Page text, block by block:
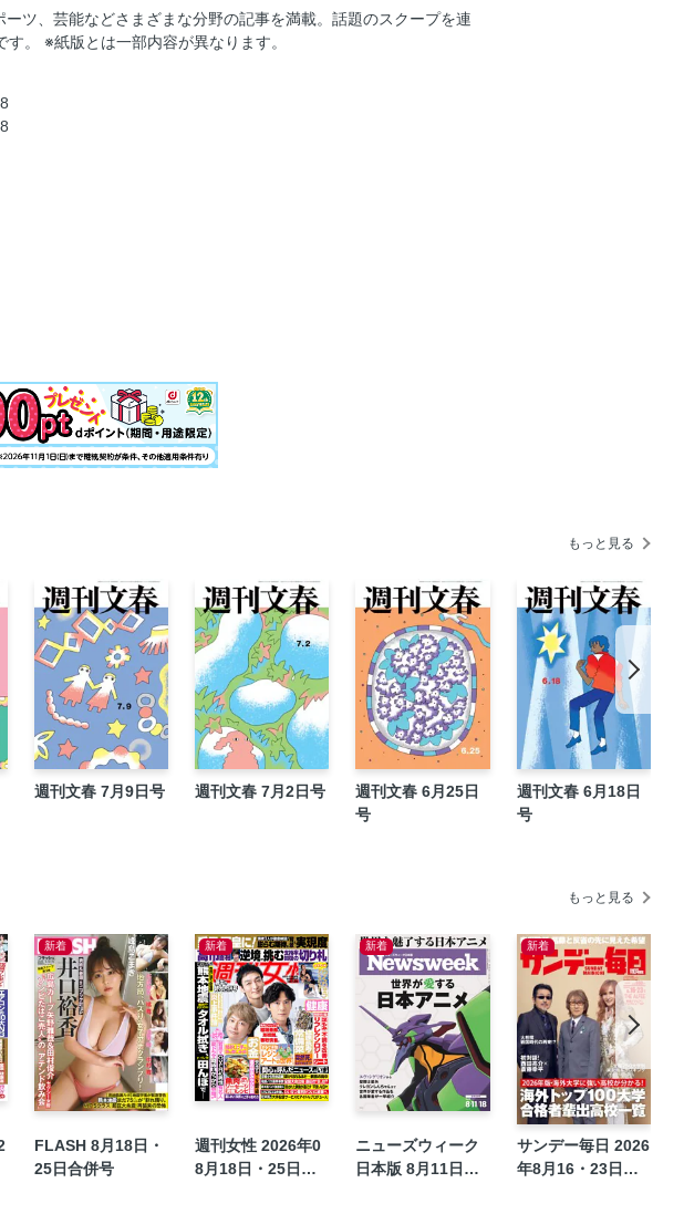
手がプロポーズしたお相手
帆
ヶ原 本郷和人
一朗太
「5分の迷宮」ぜったいやってはいけないこと 白井智之
毎日 益田ミリ
たい 綿矢りさ
ユウ
家喬太郎
― 村山由佳
美里
本昌隆
窓／読者より／表紙のことば
了した 能登の女神
ちゃんと食ってるか!?
寄せ便 山之内すず
ツ、芸能などさまざまな分野の記事を満載。話題のスクープを連
。 ※紙版とは一部内容が異なります。
もっと見る
週刊文春 7月9日号 週刊文春 7月2日号
週刊文春 6月25日
号
週刊文春 6月18日
号
もっと見る
新着
FLASH 8月18日・
25日合併号
新着
週刊女性 2026年0
8月18日・25日合
新着
ニューズウィーク
日本版 8月11日・1
新着
サンデー毎日 2026
年8月16・23日合